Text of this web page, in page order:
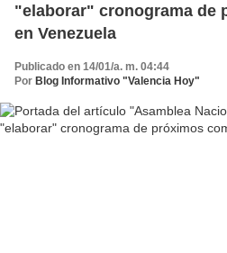
"elaborar" cronograma de
en Venezuela
Publicado en 14/01/a. m. 04:44
Por Blog Informativo "Valencia Hoy"